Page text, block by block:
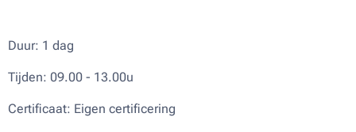
Duur: 1 dag
Tijden: 09.00 - 13.00u
Certificaat: Eigen certificering